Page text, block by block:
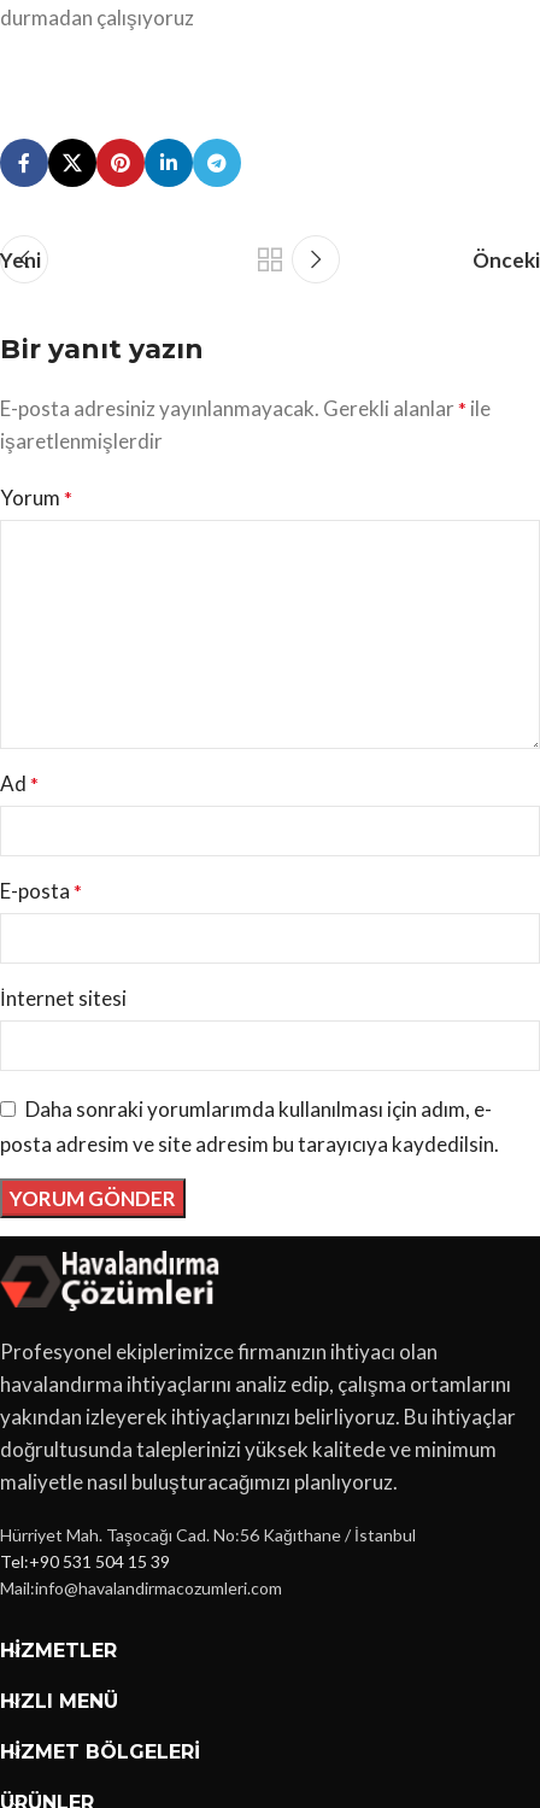
durmadan çalışıyoruz
Yeni Önceki
Bir yanıt yazın
E-posta adresiniz yayınlanmayacak. Gerekli alanlar* ile
işaretlenmişlerdir
Yorum *
Ad *
E-posta *
İnternet sitesi
Daha sonraki yorumlarımda kullanılması için adım, e-
posta adresim ve site adresim bu tarayıcıya kaydedilsin.
Profesyonel ekiplerimizce firmanızın ihtiyacı olan
havalandırma ihtiyaçlarını analiz edip, çalışma ortamlarını
yakından izleyerek ihtiyaçlarınızı belirliyoruz. Bu ihtiyaçlar
doğrultusunda taleplerinizi yüksek kalitede ve minimum
maliyetle nasıl buluşturacağımızı planlıyoruz.
Hürriyet Mah. Taşocağı Cad. No:56 Kağıthane / İstanbul
Tel:+90 531 504 15 39
Mail:info@havalandirmacozumleri.com
HIZMETLER
HIZLI MENÜ
HIZMET BÖLGELERI
ÜRÜNLER